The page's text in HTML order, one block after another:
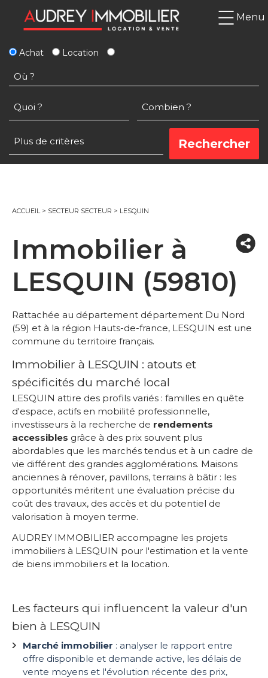
Menu
Achat Location
ACCUEIL> SECTEUR SECTEUR > LESQUIN
Immobilier à
LESQUIN (59810)
Rattachée au département département Du Nord
(59) et à la région Hauts-de-france, LESQUIN est une
commune du territoire français.
Immobilier à LESQUIN : atouts et
spécificités du marché local
LESQUIN attire des profils variés : familles en quête
d'espace, actifs en mobilité professionnelle,
investisseurs à la recherche de rendements
accessibles grâce à des prix souvent plus
abordables que les marchés tendus et à un cadre de
vie différent des grandes agglomérations. Maisons
anciennes à rénover, pavillons, terrains à bâtir : les
opportunités méritent une évaluation précise du
coût des travaux, des accès et du potentiel de
valorisation à moyen terme.
AUDREY IMMOBILIER accompagne les projets
immobiliers à LESQUIN pour l'estimation et la vente
de biens immobiliers et la location.
Les facteurs qui influencent la valeur d'un
bien à LESQUIN
Marché immobilier : analyser le rapport entre
offre disponible et demande active, les délais de
vente moyens et l'évolution récente des prix,